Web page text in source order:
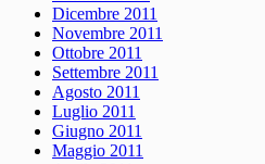
Dicembre 2011
Novembre 2011
Ottobre 2011
Settembre 2011
Agosto 2011
Luglio 2011
Giugno 2011
Maggio 2011